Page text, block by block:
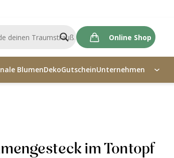
Online Shop
BlumenDekoGutscheinUnternehmen
im Tontopf